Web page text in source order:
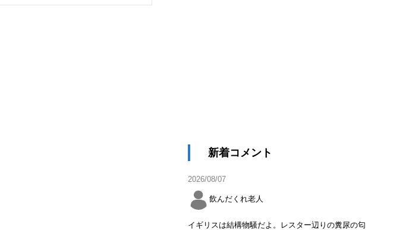
新着コメント
2026/08/07
飲んだくれ老人
イギリスは結構物騒だよ。レスター辺りの糞尿の匂